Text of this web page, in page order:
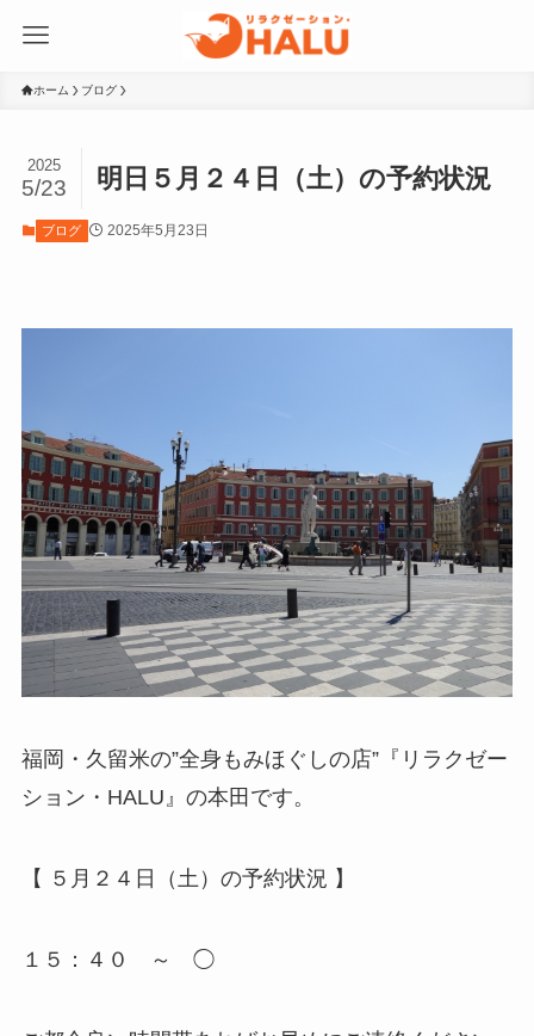
ホーム ブログ
明日５月２４日（土）の予約状況
2025
5/23
ブログ 2025年5月23日
福岡・久留米の”全身もみほぐしの店”『リラクゼー
ション・HALU』の本田です。
【 ５月２４日（土）の予約状況 】
１５：４０ ～ ◯